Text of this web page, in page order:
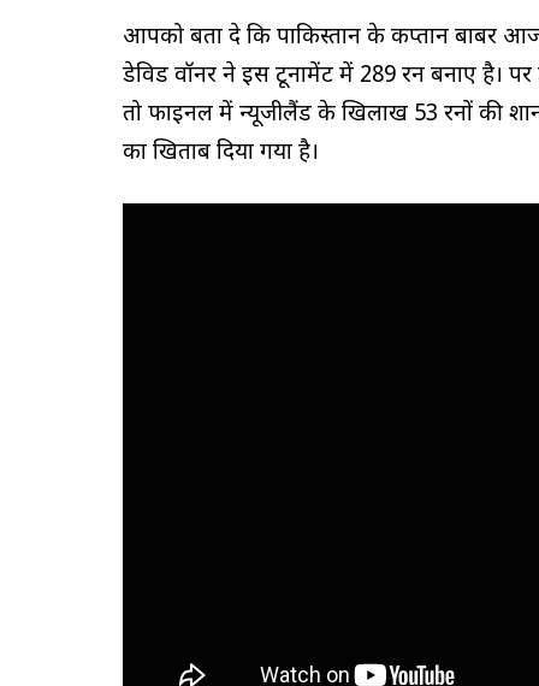
आपको बता दे कि पाकिस्तान के कप्तान बाबर
डेविड वॉर्नर ने इस टूर्नामेंट में 289 रन बनाए है।
तो फाइनल में न्यूजीलैंड के खिलाख 53 रनों की
का खिताब दिया गया है।